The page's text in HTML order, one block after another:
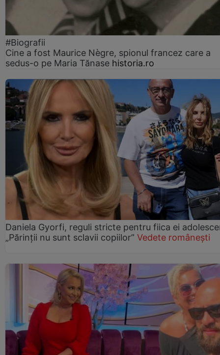
#Biografii
Cine a fost Maurice Nègre, spionul francez care a
sedus-o pe Maria Tănase historia.ro
Daniela Gyorfi, reguli stricte pentru fiica ei
„Părinții nu sunt sclavii copiilor” Vedete românești